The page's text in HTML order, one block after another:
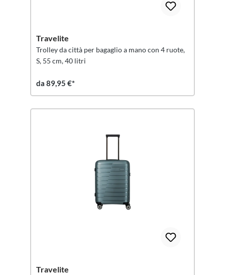
Travelite
Trolley da città per bagaglio a mano con 4 ruote,
S, 55 cm, 40 litri
da 89,95 €*
Travelite